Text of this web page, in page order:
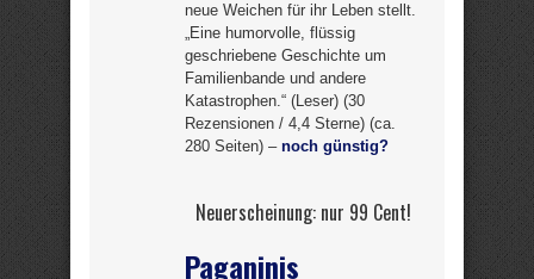
neue Weichen für ihr Leben stellt.
„Eine humorvolle, flüssig
geschriebene Geschichte um
Familienbande und andere
Katastrophen.“ (Leser) (30
Rezensionen / 4,4 Sterne) (ca.
280 Seiten) – noch günstig?
Neuerscheinung: nur 99 Cent!
Paganinis